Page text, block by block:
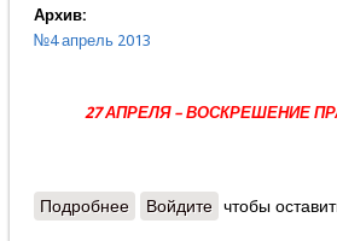
Архив:
№4 апрель 2013
27 АПРЕЛЯ – ВОСКРЕШЕНИЕ
Подробнеео Алексей Торба - Рать
Войдите чтобы